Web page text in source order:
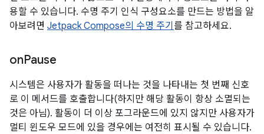
용할 수 있습니다. 수명 주기 인식 구성요소를 만드는 방법을 알
아보려면 Jetpack Compose의 수명 주기 를 참고하세요.
onPause
시스템은 사용자가 활동을 떠나는 것을 나타내는 첫 번째 신호
로 이 메서드를 호출합니다(하지만 해당 활동이 항상 소멸되는
것은 아님). 활동이 더 이상 포그라운드에 있지 않지만 사용자가
멀티 윈도우 모드에 있을 경우에는 여전히 표시될 수 있습니다.